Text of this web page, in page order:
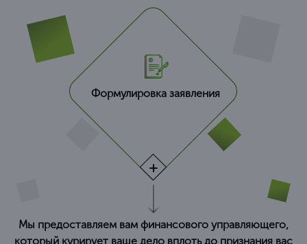
Формулировка заявления
Мы предоставляем вам финансового управляющего,
который курирует ваше дело вплоть до признания вас